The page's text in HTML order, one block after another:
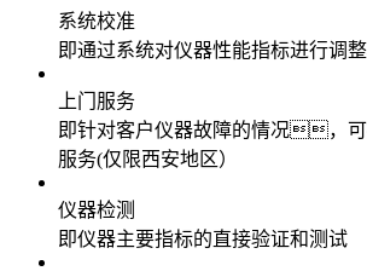
系统校准
即通过系统对仪器性能指标进行调
上门服务
即针对客户仪器故障的情况，
服务(仅限西安地区）
仪器检测
即仪器主要指标的直接验证和测试